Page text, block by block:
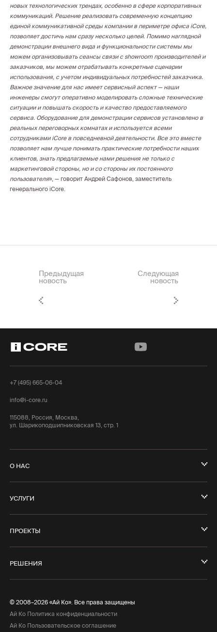
новых технологических трендах, особенно в сфере корпоративных
коммуникаций. Решение реализовать современную концепцию
единой коммуникативной среды компании в периметре офиса iCore,
позволяет достичь нам сразу несколько целей. Помимо наглядной
демонстрации внешнего вида и функциональности системы мы
можем организовывать сеансы связи с showroom производителей и
заказчиков, мы можем отрабатывать конкретные сценарии
использования, с учетом индивидуальных потребностей заказчика.
Важное значение для нас имеет сервисный аспект — наши
инженеры смогут оперативно моделировать сложные технические
ситуации и повышать скорость и качество предоставляемого
сервиса. Оборудование для демонстрации сервисов установлено в
реальных переговорных комнатах и используется всеми
сотрудниками iCoreв повседневной деятельности. Все это вместе
позволяет нам лучше понимать практические потребности наших
клиентов, знать предлагаемые нами решения не только с
маркетинговой стороны, но и со стороны их постоянного
пользователя», — говорит Андрей Сафонов, заместитель
генерального iCore.
Предыдущая
новость
Следующая
новость
+7 (495) 665-06-04
info@i-core.ru
115088, Россия, Москва,
ул. Шарикоподшипниковская 13, стр. 1
О НАС
УСЛУГИ
ПРОЕКТЫ
РЕШЕНИЯ
© 2008–2026 «Ай Ко». Все права защищены
Ай Ко Политика конфиденциальности
Ай Ко Пользовательское соглашение